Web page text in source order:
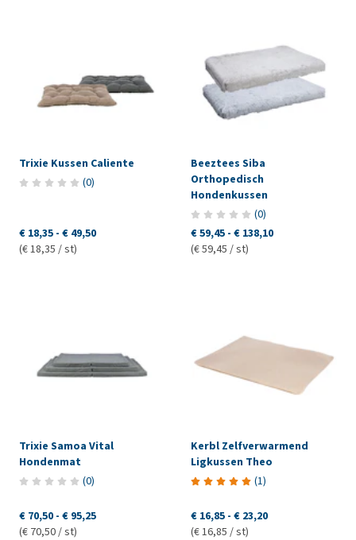
Trixie Kussen Caliente
(0)
€ 18,35 - € 49,50
(€ 18,35 / st)
Beeztees Siba
Orthopedisch
Hondenkussen
(0)
€ 59,45 - € 138,10
(€ 59,45 / st)
Trixie Samoa Vital
Hondenmat
(0)
€ 70,50 - € 95,25
(€ 70,50 / st)
Kerbl Zelfverwarmend
Ligkussen Theo
(1)
€ 16,85 - € 23,20
(€ 16,85 / st)